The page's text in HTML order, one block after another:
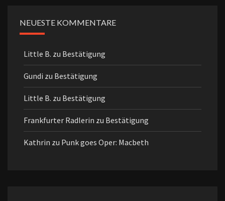
NEUESTE KOMMENTARE
Little B. zu Bestätigung
Gundi zu Bestätigung
Little B. zu Bestätigung
Frankfurter Radlerin zu Bestätigung
Kathrin zu Punk goes Oper: Macbeth